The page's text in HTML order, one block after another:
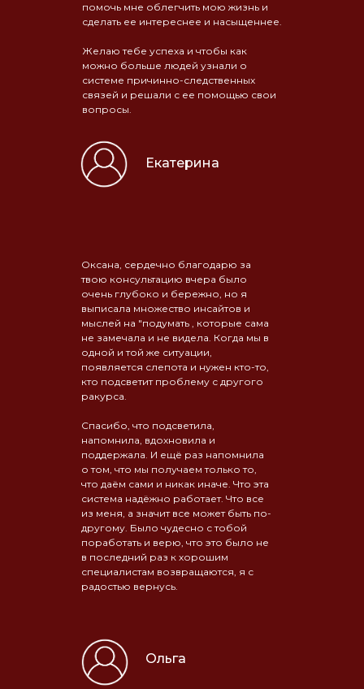
помочь мне облегчить мою жизнь и
сделать ее интереснее и насыщеннее.
Желаю тебе успеха и чтобы как
можно больше людей узнали о
системе причинно-следственных
связей и решали с ее помощью свои
вопросы.
Оксана, сердечно благодарю за
твою консультацию вчера было
очень глубоко и бережно, но я
выписала множество инсайтов и
мыслей на "подумать , которые сама
не замечала и не видела. Когда мы в
одной и той же ситуации,
появляется слепота и нужен кто-то,
кто подсветит проблему с другого
ракурса.
Спасибо, что подсветила,
напомнила, вдохновила и
поддержала. И ещё раз напомнила
о том, что мы получаем только то,
что даём сами и никак иначе. Что эта
система надёжно работает. Что все
из меня, а значит все может быть по-
другому. Было чудесно с тобой
поработать и верю, что это было не
в последний раз к хорошим
специалистам возвращаются, я с
радостью вернусь.
Екатерина
Ольга